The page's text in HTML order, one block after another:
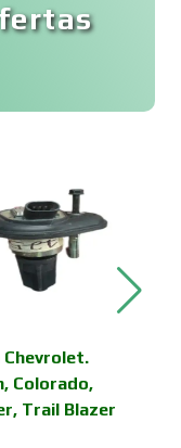
Chevrolet.
Colorado,
Trail Blazer